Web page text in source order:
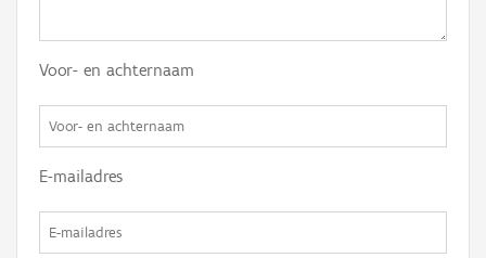
Voor- en achternaam
E-mailadres